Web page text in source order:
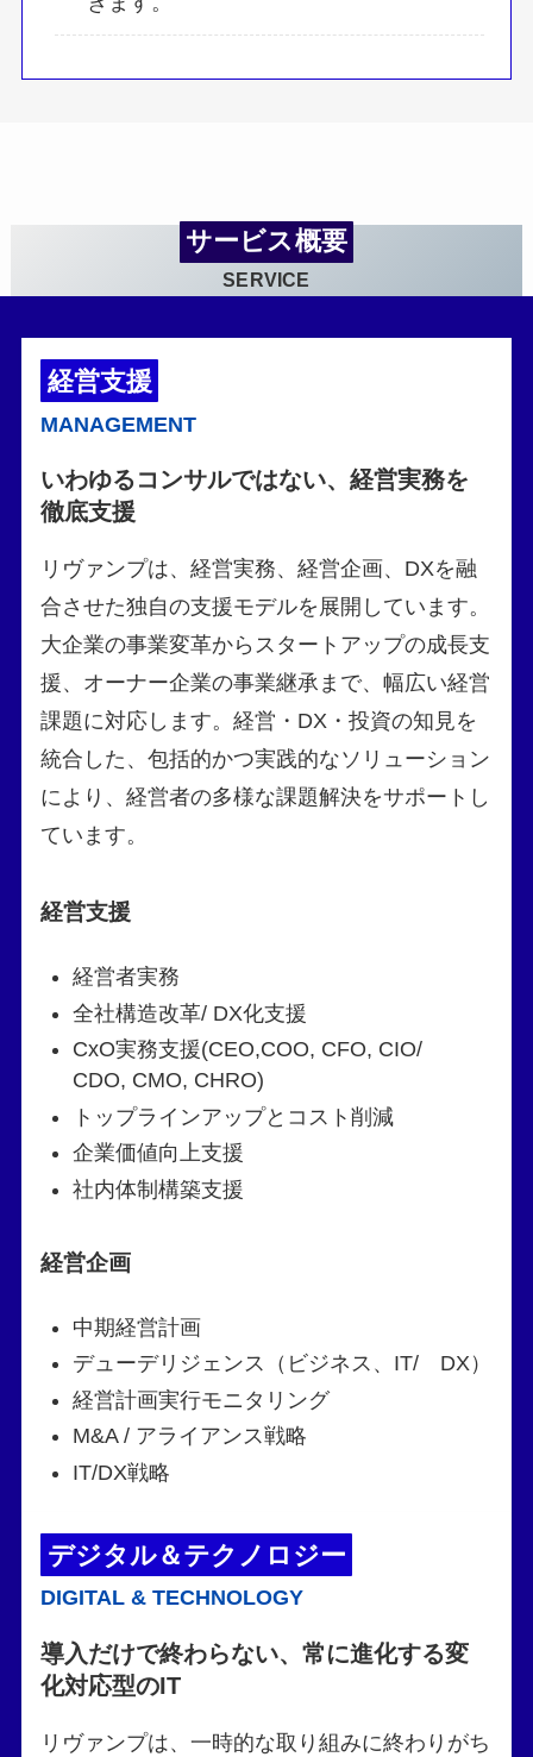
サービス概要
SERVICE
経営支援
MANAGEMENT
いわゆるコンサルではない、経営実務を
徹底支援
リヴァンプは、経営実務、経営企画、DXを融
合させた独自の支援モデルを展開しています。
大企業の事業変革からスタートアップの成長支
援、オーナー企業の事業継承まで、幅広い経営
課題に対応します。経営・DX・投資の知見を
統合した、包括的かつ実践的なソリューション
により、経営者の多様な課題解決をサポートし
ています。
経営支援
経営者実務
全社構造改革/ DX化支援
CxO実務支援(CEO,COO, CFO, CIO/
CDO, CMO, CHRO)
トップラインアップとコスト削減
企業価値向上支援
社内体制構築支援
経営企画
中期経営計画
デューデリジェンス（ビジネス、IT/ DX）
経営計画実行モニタリング
M&A / アライアンス戦略
IT/DX戦略
デジタル＆テクノロジー
DIGITAL & TECHNOLOGY
導入だけで終わらない、常に進化する変
化対応型のIT
リヴァンプは、一時的な取り組みに終わりがち